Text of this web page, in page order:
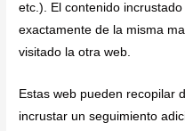
etc.). El contenido
exactamente de la misma
visitado la otra web.
Estas web pueden recopilar
incrustar un seguimiento